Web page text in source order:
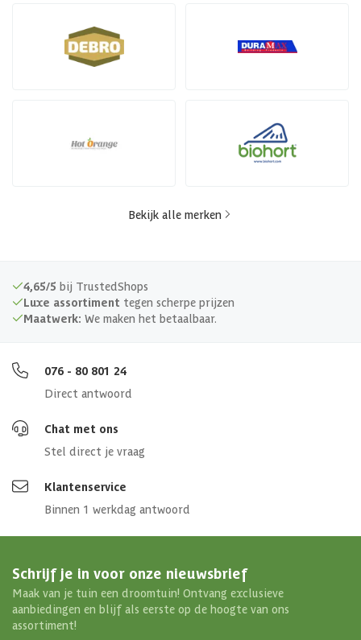
Bekijk alle merken
4,65/5 bij TrustedShops
Luxe assortiment tegen scherpe prijzen
Maatwerk: We maken het betaalbaar.
076 - 80 801 24
Direct antwoord
Chat met ons
Stel direct je vraag
Klantenservice
Binnen 1 werkdag antwoord
Schrijf je in voor onze nieuwsbrief
Maak van je tuin een droomtuin! Ontvang exclusieve
aanbiedingen en blijf als eerste op de hoogte van ons
assortiment!